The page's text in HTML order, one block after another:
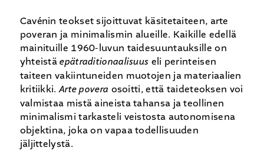
Cavénin teokset sijoittuvat käsitetaiteen, arte
poveran ja minimalismin alueille. Kaikille edellä
mainituille 1960-luvun taidesuuntauksille on
yhteistäepätraditionaalisuus eli perinteisen
taiteen vakiintuneiden muotojen ja materiaalien
kritiikki.Arte povera osoitti, että taideteoksen voi
valmistaa mistä aineista tahansa ja teollinen
minimalismi tarkasteli veistosta autonomisena
objektina, joka on vapaa todellisuuden
jäljittelystä.